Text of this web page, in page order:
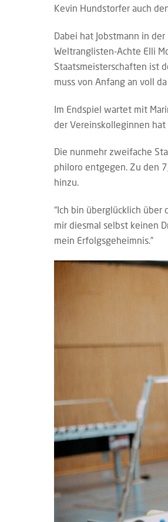
Kevin Hundstorfer auch
Dabei hat Jobstmann in
Weltranglisten-Achte Elli
Staatsmeisterschaften ist
muss von Anfang an voll
Im Endspiel wartet mit
der Vereinskolleginnen hat
Die nunmehr zweifache
philoro entgegen. Zu den
hinzu.
“Ich bin überglücklich über
mir diesmal selbst keinen
mein Erfolgsgeheimnis.”